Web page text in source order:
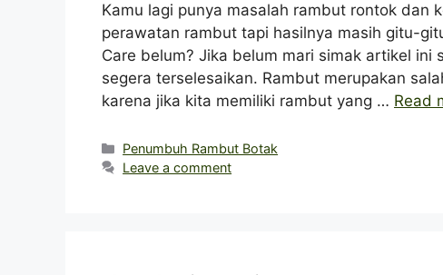
Kamu lagi punya masalah rambut rontok dan
perawatan rambut tapi hasilnya masih gitu-
Care belum? Jika belum mari simak artikel ini
segera terselesaikan. Rambut merupakan
karena jika kita memiliki rambut yang … Read
Categories
Penumbuh Rambut Botak
Leave a comment